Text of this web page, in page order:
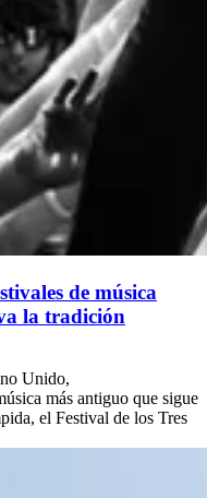
de música
la tradición
Unido,
más antiguo que sigue
el Festival de los Tres